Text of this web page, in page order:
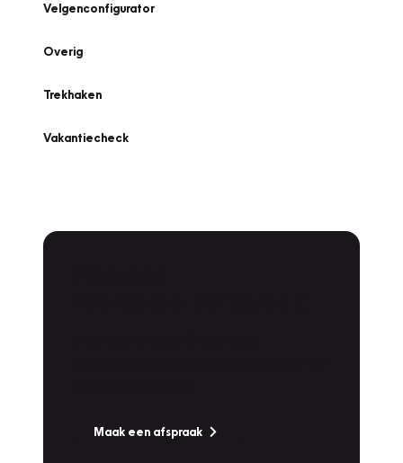
Velgenconfigurator
Overig
Trekhaken
Vakantiecheck
Maak een afspraak